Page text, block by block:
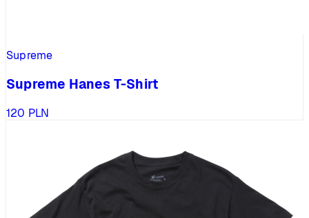
Supreme
Supreme Hanes T-Shirt
120 PLN